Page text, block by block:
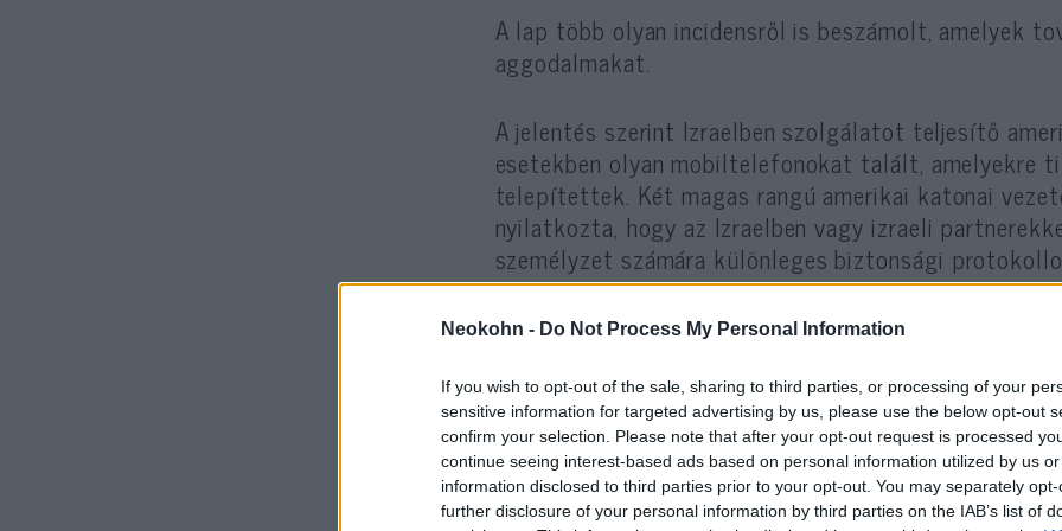
Neokohn - Do Not Process My Personal Information
If you wish to opt-out of the sale, sharing to third parties, or processing of your
sensitive information for targeted advertising by us, please use the below opt-out
confirm your selection. Please note that after your opt-out request is processed
continue seeing interest-based ads based on personal information utilized by us
information disclosed to third parties prior to your opt-out. You may separately
further disclosure of your personal information by third parties on the IAB’s list of
A lap több olyan incidensről is beszámolt, amelyek
aggodalmakat.
A jelentés szerint Izraelben szolgálatot teljesítő
esetekben olyan mobiltelefonokat talált, amelyekre
telepítettek. Két magas rangú amerikai katonai
nyilatkozta, hogy az Izraelben vagy izraeli
személyzet számára különleges biztonsági
eszközök és a bizalmas kommunikáció védelmére.
A források szerint az amerikai katonák
fokozott óvatossággal használják
amikor Izraelben tartózkodnak.